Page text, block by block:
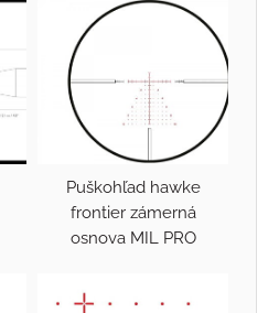
Puškohľad hawke
frontier zámerná
osnova MIL PRO